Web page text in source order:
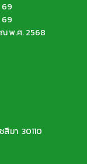
69
69
ณ พ.ศ. 2568
สีมา 30110